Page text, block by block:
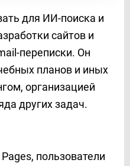
для ИИ-поиска и
сайтов и
переписки. Он
планов и иных
организацией
других задач.
пользователи